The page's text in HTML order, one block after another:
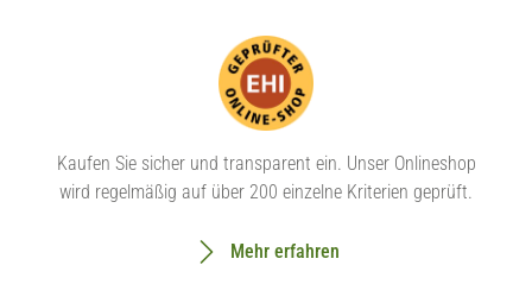
Kaufen Sie sicher und transparent ein. Unser Onlineshop
wird regelmäßig auf über 200 einzelne Kriterien geprüft.
Mehr erfahren